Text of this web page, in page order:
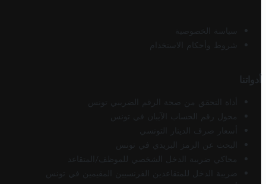
سياسة الخصوصية
شروط وأحكام الاستخدام
أدواتنا
أداة التحقق من صحة الرقم الضريبي تونس
محول رقم الحساب الآيبان في تونس
أسعار صرف الدينار التونسي
البحث عن الرمز البريدي في تونس
محاكي ضريبة الدخل الشخصي للموظف/المتقاعد
ضريبة الدخل للمتقاعدين الفرنسيين المقيمين في تونس